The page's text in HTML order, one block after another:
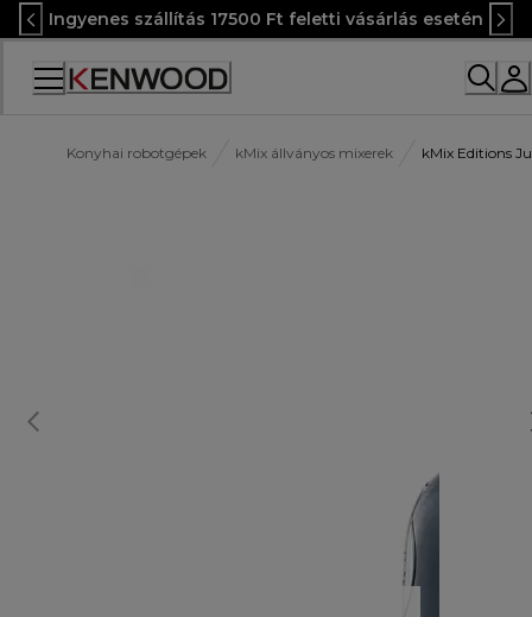
Skip
to
Content
Ingyenes szállítás 17500 Ft feletti vásárlás esetén
Accessibility
Konyhai robotgépek kMix állványos mixerek kMix Editions